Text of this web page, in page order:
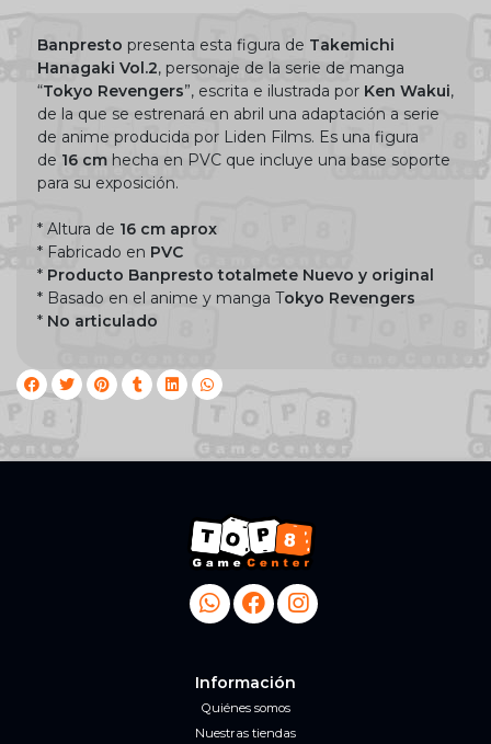
Banpresto presenta esta figura de Takemichi
Hanagaki Vol.2, personaje de la serie de manga
“Tokyo Revengers”, escrita e ilustrada por Ken Wakui,
de la que se estrenará en abril una adaptación a serie
de anime producida por Liden Films. Es una figura
de 16 cm hecha en PVC que incluye una base soporte
para su exposición.
* Altura de 16 cm aprox
* Fabricado en PVC
* Producto Banpresto totalmete Nuevo y original
* Basado en el anime y manga Tokyo Revengers
* No articulado
Información
Quiénes somos
Nuestras tiendas